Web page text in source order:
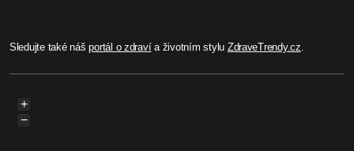
Sledujte také nášportál o zdravía životním stylu ZdraveTrendy.cz.
+
−